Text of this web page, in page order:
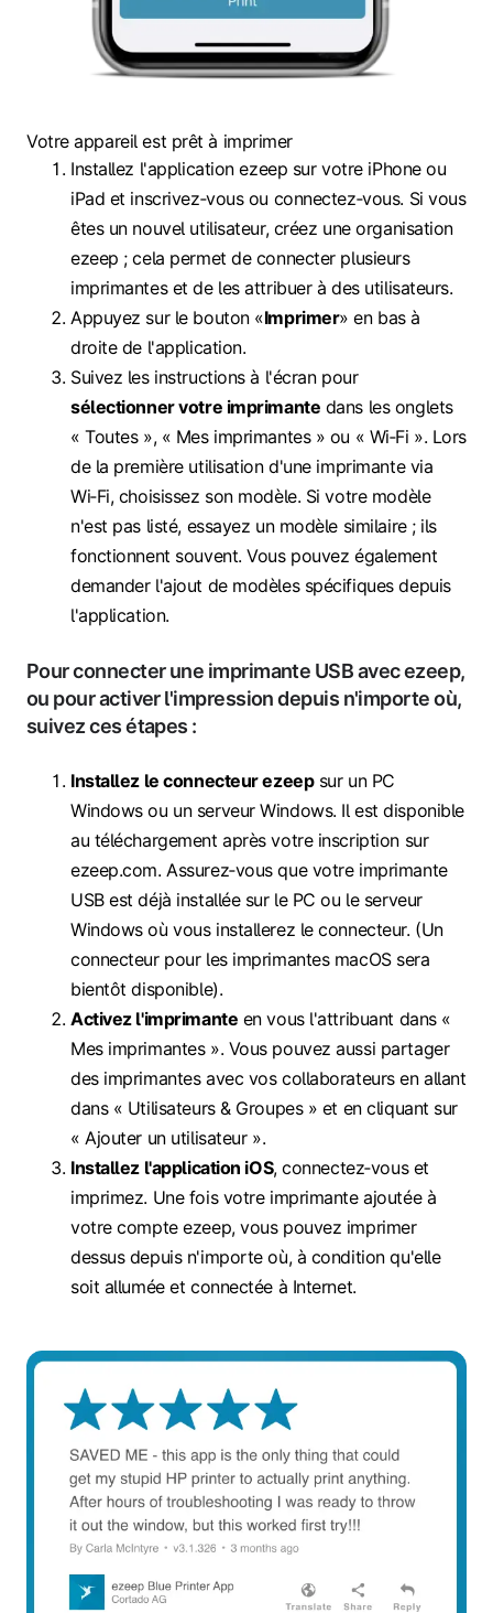
Votre appareil est prêt à imprimer
Installez l'application ezeep sur votre iPhone ou
iPad et inscrivez‑vous ou connectez‑vous. Si vous
êtes un nouvel utilisateur, créez une organisation
ezeep ; cela permet de connecter plusieurs
imprimantes et de les attribuer à des utilisateurs.
Appuyez sur le bouton «Imprimer» en bas à
droite de l'application.
Suivez les instructions à l'écran pour
sélectionner votre imprimante dans les onglets
« Toutes », « Mes imprimantes » ou « Wi‑Fi ». Lors
de la première utilisation d'une imprimante via
Wi‑Fi, choisissez son modèle. Si votre modèle
n'est pas listé, essayez un modèle similaire ; ils
fonctionnent souvent. Vous pouvez également
demander l'ajout de modèles spécifiques depuis
l'application.
Pour connecter une imprimante USB avec ezeep,
ou pour activer l'impression depuis n'importe où,
suivez ces étapes :
Installez le connecteur ezeepsur un PC
Windows ou un serveur Windows. Il est disponible
au téléchargement après votre inscription sur
ezeep.com. Assurez‑vous que votre imprimante
USB est déjà installée sur le PC ou le serveur
Windows où vous installerez le connecteur. (Un
connecteur pour les imprimantes macOS sera
bientôt disponible).
Activez l'imprimante en vous l'attribuant dans «
Mes imprimantes ». Vous pouvez aussi partager
des imprimantes avec vos collaborateurs en allant
dans « Utilisateurs & Groupes » et en cliquant sur
« Ajouter un utilisateur ».
Installez l'application iOS, connectez‑vous et
imprimez. Une fois votre imprimante ajoutée à
votre compte ezeep, vous pouvez imprimer
dessus depuis n'importe où, à condition qu'elle
soit allumée et connectée à Internet.